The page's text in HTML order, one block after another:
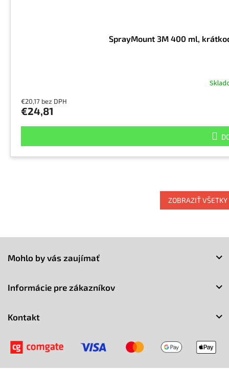
SprayMount 3M 400 ml,
€20,17 bez DPH
€24,81
ZOBRAZIŤ
Mohlo by vás zaujímať
Informácie pre zákazníkov
Kontakt